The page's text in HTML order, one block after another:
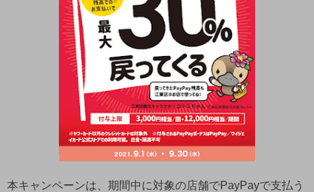
本キャンペーンは、期間中に対象の店舗でPayPayで支払う